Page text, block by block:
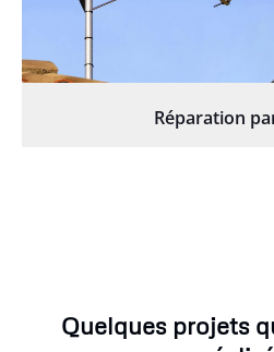
Réparation
Quelques projets